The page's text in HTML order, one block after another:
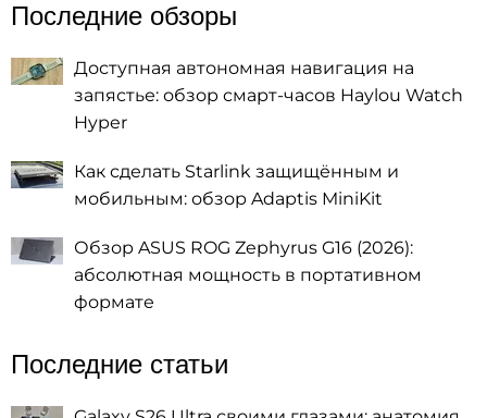
Последние обзоры
Доступная автономная навигация на
запястье: обзор смарт-часов Haylou Watch
Hyper
Как сделать Starlink защищённым и
мобильным: обзор Adaptis MiniKit
Обзор ASUS ROG Zephyrus G16 (2026):
абсолютная мощность в портативном
формате
Последние статьи